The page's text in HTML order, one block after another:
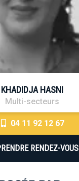
KHADIDJA HASNI
Multi-secteurs
04 11 92 12 67
RENDEZ-VOUS